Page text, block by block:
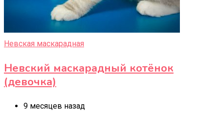
Невская маскарадная
Невский маскарадный котёнок
(девочка)
9 месяцев назад